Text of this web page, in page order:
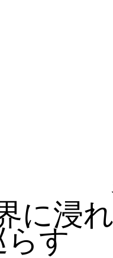
らす
に浸